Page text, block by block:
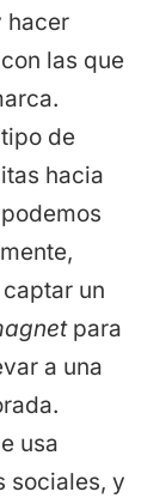
hacer
las que
de
hacia
un
para
a una
usa
sociales, y